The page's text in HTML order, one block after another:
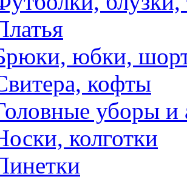
юбки,
кофты
уборы и
колготки